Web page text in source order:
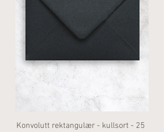
Konvolutt rektangulær - kullsort - 25